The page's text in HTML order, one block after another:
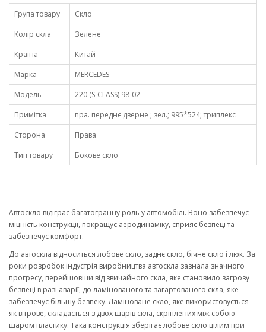
Група товару
Скло
Колір скла
Зелене
Країна
Китай
Марка
MERCEDES
Модель
220 (S-CLASS) 98-02
Примітка
пра. переднє дверне ; зел.; 995*524; триплекс
Сторона
Права
Тип товару
Бокове скло
Автоскло відіграє багатогранну роль у автомобілі. Воно забезпечує
міцність конструкції, покращує аеродинаміку, сприяє безпеці та
забезпечує комфорт.
До автоскла відноситься лобове скло, заднє скло, бічне скло і люк. За
роки розробок індустрія виробництва автоскла зазнала значного
прогресу, перейшовши від звичайного скла, яке становило загрозу
безпеці в разі аварії, до ламінованого та загартованого скла, яке
забезпечує більшу безпеку. Ламіноване скло, яке використовується
як вітрове, складається з двох шарів скла, скріплених між собою
шаром пластику. Така конструкція зберігає лобове скло цілим при